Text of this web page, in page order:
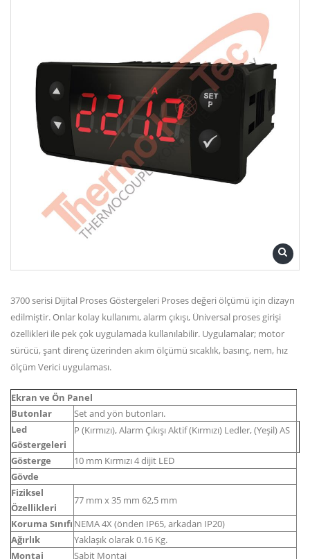
3700 serisi Dijital Proses Göstergeleri Proses değeri ölçümü için dizayn
edilmiştir. Onlar kolay kullanımı, alarm çıkışı, Üniversal proses girişi
özellikleri ile pek çok uygulamada kullanılabilir. Uygulamalar; motor
sürücü, şant direnç üzerinden akım ölçümü sıcaklık, basınç, nem, hız
ölçüm Verici uygulaması.
Ekran ve Ön Panel
Butonlar
Set and yön butonları.
Led
Göstergeleri
P (Kırmızı), Alarm Çıkışı Aktif (Kırmızı) Ledler, (Yeşil) AS
Gösterge
10 mm Kırmızı 4 dijit LED
Gövde
Fiziksel
Özellikleri
77 mm x 35 mm 62,5 mm
Koruma Sınıfı NEMA 4X (önden IP65, arkadan IP20)
Ağırlık
Yaklaşık olarak 0.16 Kg.
Montaj
Sabit Montaj